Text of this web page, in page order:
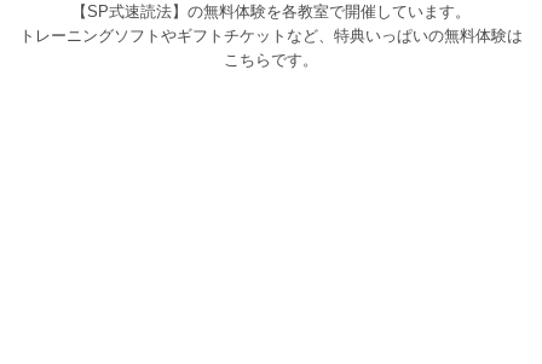
【SP式速読法】の無料体験を各教室で開催しています。
トレーニングソフトやギフトチケットなど、特典いっぱいの無料体験は
こちらです。